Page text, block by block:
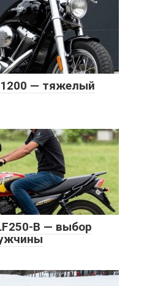
1200 — тяжелый
B — выбор